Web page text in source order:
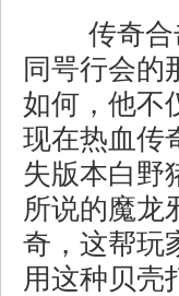
传奇合
同咢行会的
如何，他不
现在热血传
失版本白野
所说的魔龙
奇，这帮玩
用这种贝